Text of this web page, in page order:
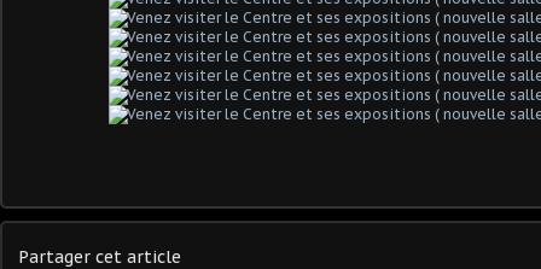
Partager cet article